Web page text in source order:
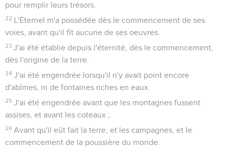
pour remplir leurs trésors.
22 L'Éternel m'a possédée dès le commencement de ses
voies, avant qu'il fît aucune de ses oeuvres.
23 J'ai été établie depuis l'éternité, dès le commencement,
dès l'origine de la terre.
24 J'ai été engendrée lorsqu'il n'y avait point encore
d'abîmes, ni de fontaines riches en eaux.
25 J'ai été engendrée avant que les montagnes fussent
assises, et avant les coteaux ;
26 Avant qu'il eût fait la terre, et les campagnes, et le
commencement de la poussière du monde.